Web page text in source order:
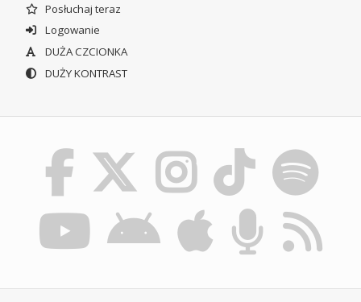
Posłuchaj teraz
Logowanie
DUŻA CZCIONKA
DUŻY KONTRAST